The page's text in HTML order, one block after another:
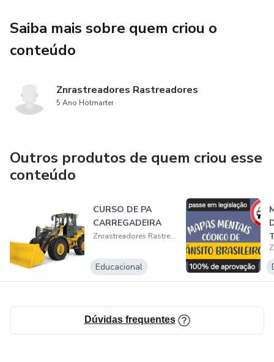
Saiba mais sobre quem criou o
conteúdo
Znrastreadores Rastreadores
5 Ano Hotmarter
Outros produtos de quem criou esse
conteúdo
CURSO DE PA
CARREGADEIRA
Znrastreadores Rastreadores
Educacional
Dúvidas frequentes